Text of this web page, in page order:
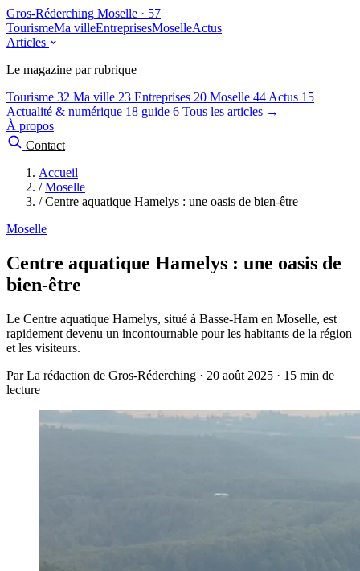
Gros-Réderching Moselle · 57
TourismeMa villeEntreprisesMoselleActus
Articles
Le magazine par rubrique
Tourisme 32 Ma ville 23 Entreprises 20 Moselle 44 Actus 15
Actualité & numérique 18 guide 6 Tous les articles →
À propos
Contact
Accueil
/ Moselle
/ Centre aquatique Hamelys : une oasis de bien-être
Moselle
Centre aquatique Hamelys : une oasis de
bien-être
Le Centre aquatique Hamelys, situé à Basse-Ham en Moselle, est
rapidement devenu un incontournable pour les habitants de la région
et les visiteurs.
Par La rédaction de Gros-Réderching · 20 août 2025 · 15 min de
lecture